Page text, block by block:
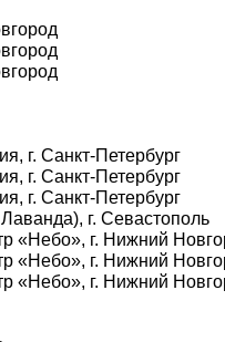
г. Санкт-Петербург
г. Санкт-Петербург
г. Санкт-Петербург
г. Севастополь
«Небо», г. Нижний
«Небо», г. Нижний
«Небо», г. Нижний